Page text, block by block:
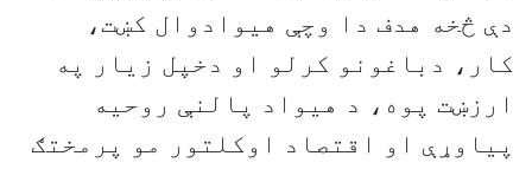
دې څخه هدف دا وچې هیوادوال کښت،
کار، دباغونو کرلو او دخپل زیار په
ارزښت پوه، د هیواد پالنې روحیه
پیاوړې او اقتصاد اوکلتور مو پرمختګ